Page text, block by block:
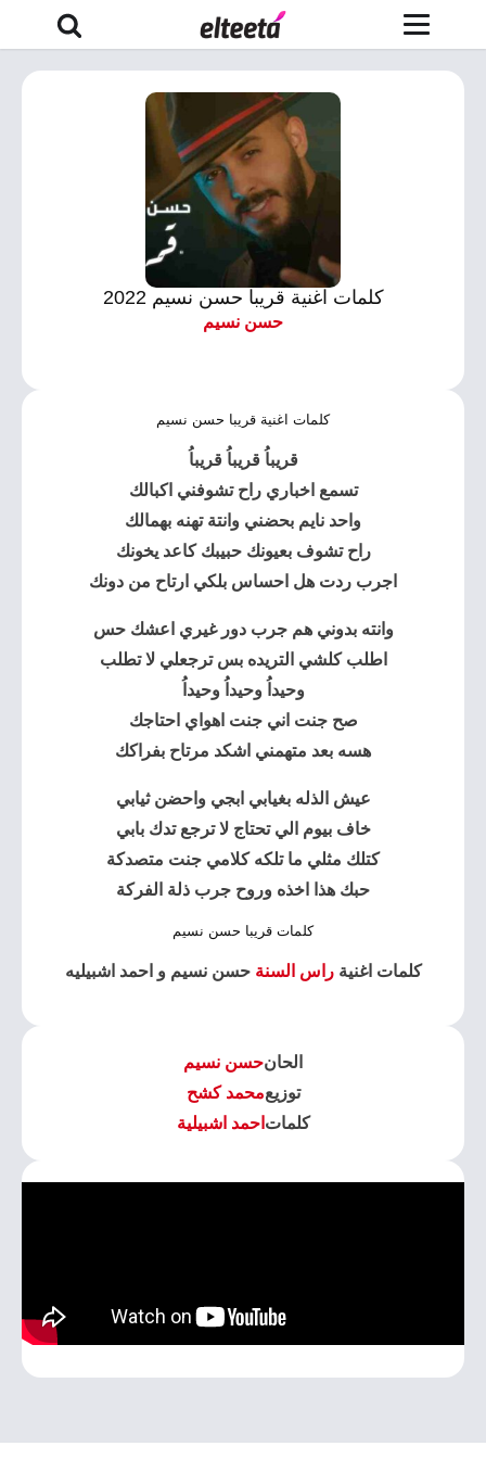
كلمات اغنية قريبا حسن نسيم 2022
حسن نسيم
كلمات اغنية قريبا حسن نسيم
قريباُ قريباُ قريباُ
تسمع اخباري راح تشوفني اكبالك
واحد نايم بحضني وانتة تهنه بهمالك
راح تشوف بعيونك حبيبك كاعد يخونك
اجرب ردت هل احساس بلكي ارتاح من دونك
وانته بدوني هم جرب دور غيري اعشك حس
اطلب كلشي التريده بس ترجعلي لا تطلب
وحيداُ وحيداُ وحيداُ
صح جنت اني جنت اهواي احتاجك
هسه بعد متهمني اشكد مرتاح بفراكك
عيش الذله بغيابي ابجي واحضن ثيابي
خاف بيوم الي تحتاج لا ترجع تدك بابي
كتلك مثلي ما تلكه كلامي جنت متصدكة
حبك هذا اخذه وروح جرب ذلة الفركة
كلمات قريبا حسن نسيم
كلمات اغنيةراس السنة حسن نسيم و احمد اشبيليه
الحانحسن نسيم
توزيعمحمد كشح
كلمات احمد اشبيلية